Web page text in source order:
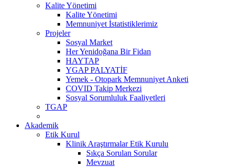
Kalite Yönetimi
Kalite Yönetimi
Memnuniyet İstatistiklerimiz
Projeler
Sosyal Market
Her Yenidoğana Bir Fidan
HAYTAP
YGAP PALYATİF
Yemek - Otopark Memnuniyet Anketi
COVID Takip Merkezi
Sosyal Sorumluluk Faaliyetleri
TGAP
Akademik
Etik Kurul
Klinik Araştırmalar Etik Kurulu
Sıkça Sorulan Sorular
Mevzuat